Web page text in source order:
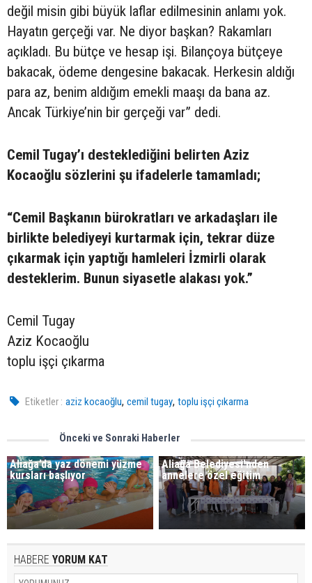
değil misin gibi büyük laflar edilmesinin anlamı yok.
Hayatın gerçeği var. Ne diyor başkan? Rakamları
açıkladı. Bu bütçe ve hesap işi. Bilançoya bütçeye
bakacak, ödeme dengesine bakacak. Herkesin aldığı
para az, benim aldığım emekli maaşı da bana az.
Ancak Türkiye’nin bir gerçeği var” dedi.
Cemil Tugay’ı desteklediğini belirten Aziz
Kocaoğlu sözlerini şu ifadelerle tamamladı;
“Cemil Başkanın bürokratları ve arkadaşları ile
birlikte belediyeyi kurtarmak için, tekrar düze
çıkarmak için yaptığı hamleleri İzmirli olarak
desteklerim. Bunun siyasetle alakası yok.”
Cemil Tugay
Aziz Kocaoğlu
toplu işçi çıkarma
Etiketler : aziz kocaoğlu,cemil tugay,toplu işçi çıkarma
Önceki ve Sonraki Haberler
Aliağa’da yaz dönemi yüzme
kursları başlıyor
​​​​​​​Aliağa Belediyesi’nden
annelere özel eğitim
HABERE YORUM KAT